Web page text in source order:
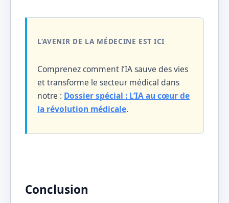
L’AVENIR DE LA MÉDECINE EST ICI
Comprenez comment l’IA sauve des vies
et transforme le secteur médical dans
notre : Dossier spécial : L’IA au cœur de
la révolution médicale.
Conclusion